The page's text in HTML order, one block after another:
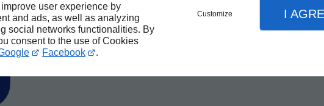
user experience by
and ads, as well as analyzing
social networks functionalities. By
consent to the use of Cookies
Facebook .
Customize I